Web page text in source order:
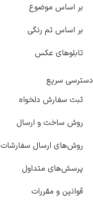
بر اساس موضوع
بر اساس تم رنگی
تابلوهای عکس
دسترسی سریع
ثبت سفارش دلخواه
روش ساخت و ارسال
روش‌های ارسال سفارشات
پرسش‌های متداول
قوانین و مقررات